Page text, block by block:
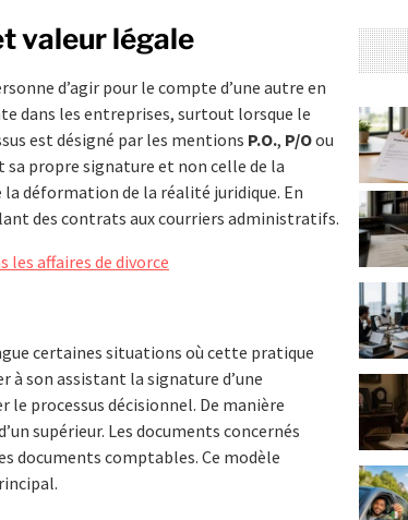
valeur légale
d’agir pour le compte d’une autre en
dans les entreprises, surtout lorsque le
est désigné par les mentions P.O., P/Oou
propre signature et non celle de la
déformation de la réalité juridique. En
des contrats aux courriers administratifs.
les affaires de divorce
certaines situations où cette pratique
son assistant la signature d’une
processus décisionnel. De manière
supérieur. Les documents concernés
documents comptables. Ce modèle